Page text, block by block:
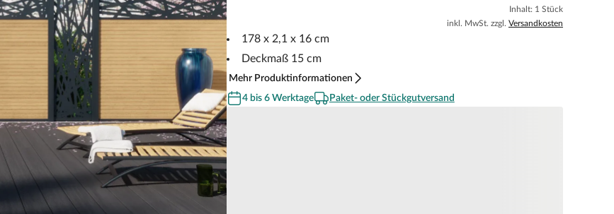
Inhalt: 1 Stück
inkl. MwSt. zzgl. Versandkosten
178 x 2,1 x 16 cm
Deckmaß 15 cm
Mehr Produktinformationen
4 bis 6 Werktage
Paket- oder Stückgutversand